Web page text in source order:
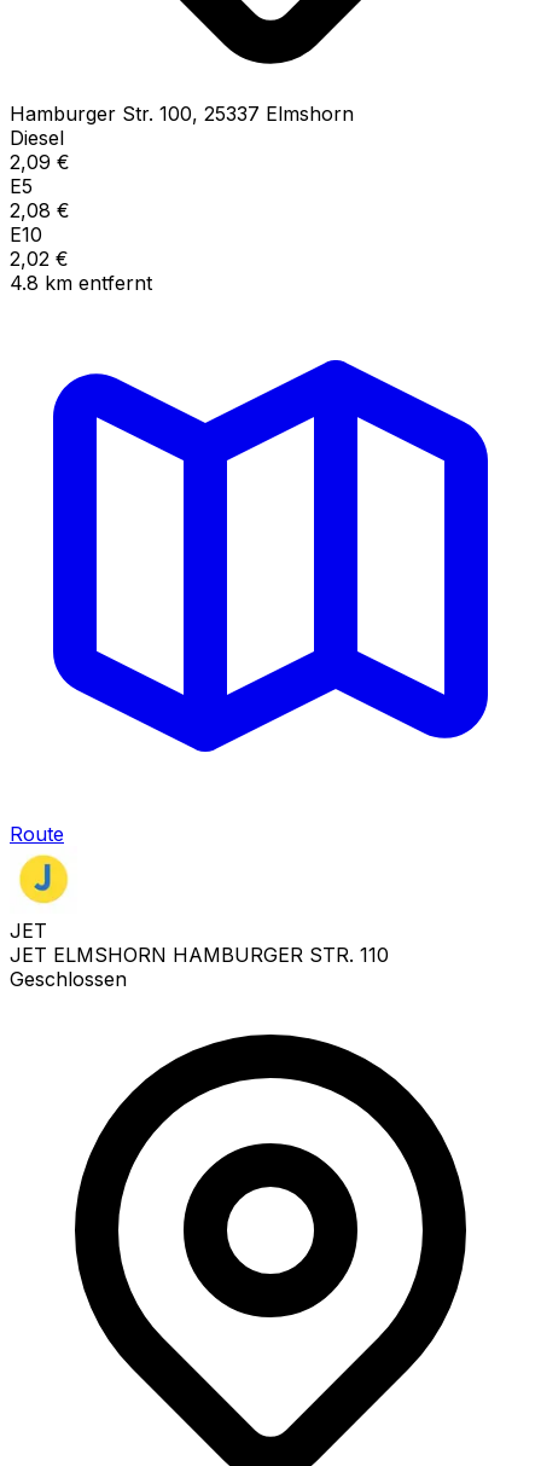
Hamburger Str. 100, 25337 Elmshorn
Diesel
2,09 €
E5
2,08 €
E10
2,02 €
4.8 km entfernt
Route
JET
JET ELMSHORN HAMBURGER STR. 110
Geschlossen